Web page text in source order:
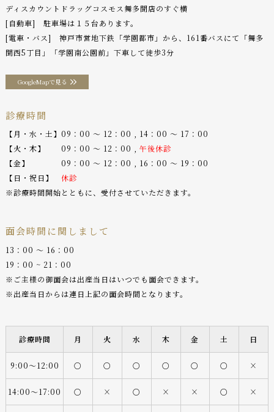
ディスカウントドラッグコスモス舞多聞店のすぐ横
[自動車] 駐車場は１５台あります。
[電車・バス] 神戸市営地下鉄「学園都市」から、161番バスにて「舞多
聞西5丁目」「学園南公園前」下車して徒歩3分
GoogleMapで見る
診療時間
【月・水・土】09：00 〜 12：00 , 14：00 〜 17：00
【火・木】 09：00 〜 12：00 , 午後休診
【金】 09：00 〜 12：00 , 16：00 〜 19：00
【日・祝日】 休診
※診療時間開始とともに、受付させていただきます。
面会時間に関しまして
13：00 〜 16：00
19：00 ~ 21：00
※ご主様の御面会は出産当日はいつでも面会できます。
※出産当日からは連日上記の面会時間となります。
診療時間 月 火 水 木 金 土 日
9:00〜12:00 ○ ○ ○ ○ ○ ○ ×
14:00〜17:00 ○ × ○ × × ○ ×